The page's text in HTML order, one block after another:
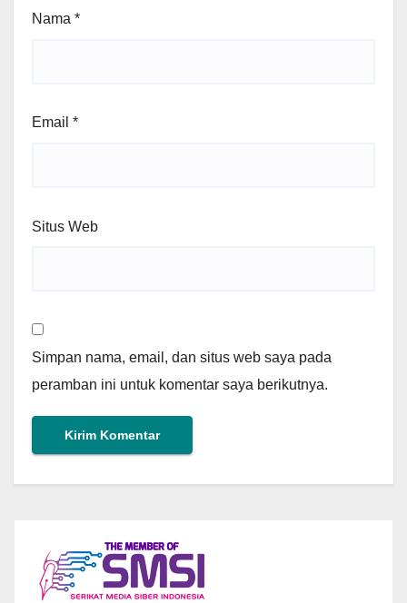
Nama *
Email *
Situs Web
Simpan nama, email, dan situs web saya pada
peramban ini untuk komentar saya berikutnya.